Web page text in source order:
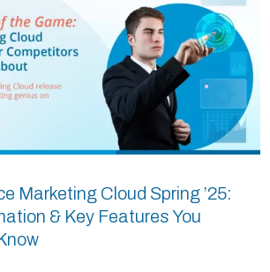
Marketing Cloud Spring ’25:
& Key Features You